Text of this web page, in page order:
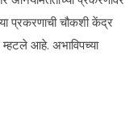
प्रकरणाची चौकशी केंद्र
आहे. अभाविपच्या